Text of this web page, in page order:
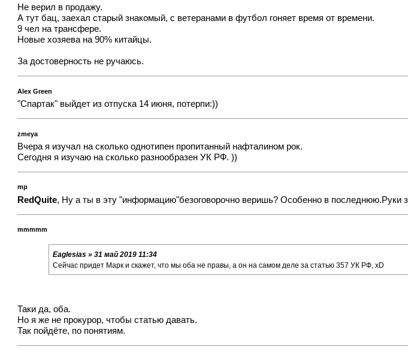
Не верил в продажу.
А тут бац, заехал старый знакомый, с ветеранами в футбол гоняет время от времени.
9 чел на трансфере.
Новые хозяева на 90% китайцы.
За достоверность не ручаюсь.
Alex Green
"Спартак" выйдет из отпуска 14 июня, потерпи:))
zmeya
Вчера я изучал на сколько однотипен пропитанный нафталином рок.
Сегодня я изучаю на сколько разнообразен УК РФ. ))
mp
RedQuite, Ну а ты в эту "информацию"безоговорочно веришь? Особенно в последнюю.Руки
mmmmm
Eaglesias » 31 май 2019 11:34
Сейчас придет Марк и скажет, что мы оба не правы, а он на самом деле за статью 357 УК РФ, xD
Таки да, оба.
Но я же не прокурор, чтобы статью давать.
Так пойдёте, по понятиям.